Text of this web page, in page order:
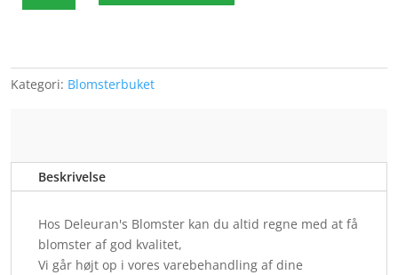
lilla
Kategori: Blomsterbuket
Beskrivelse
Hos Deleuran's Blomster kan du altid regne med at få
blomster af god kvalitet,
Vi går højt op i vores varebehandling af dine